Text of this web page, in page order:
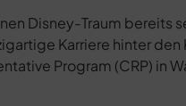
Disney-Traum bereits
Karriere hinter den
Program (CRP) in